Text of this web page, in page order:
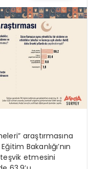
araştırmasına
Bakanlığı’nın
etmesini